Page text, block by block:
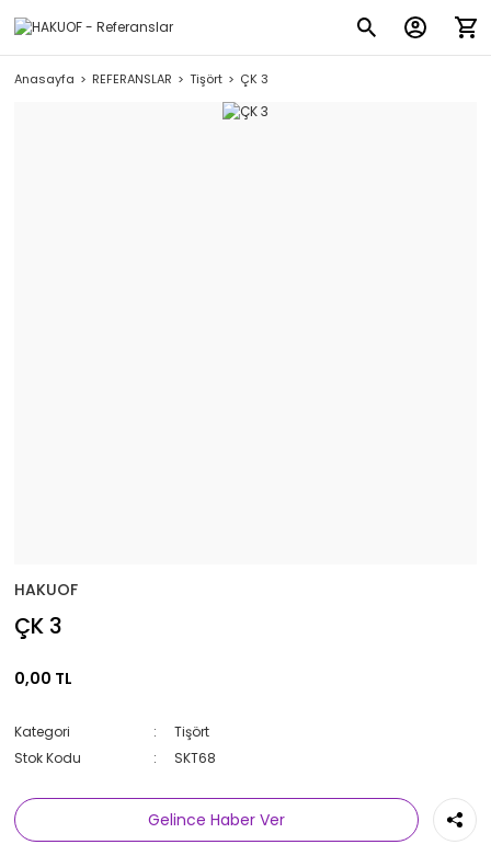
Anasayfa REFERANSLAR Tişört ÇK 3
HAKUOF
ÇK 3
0,00 TL
Kategori
Tişört
Stok Kodu
SKT68
Gelince Haber Ver